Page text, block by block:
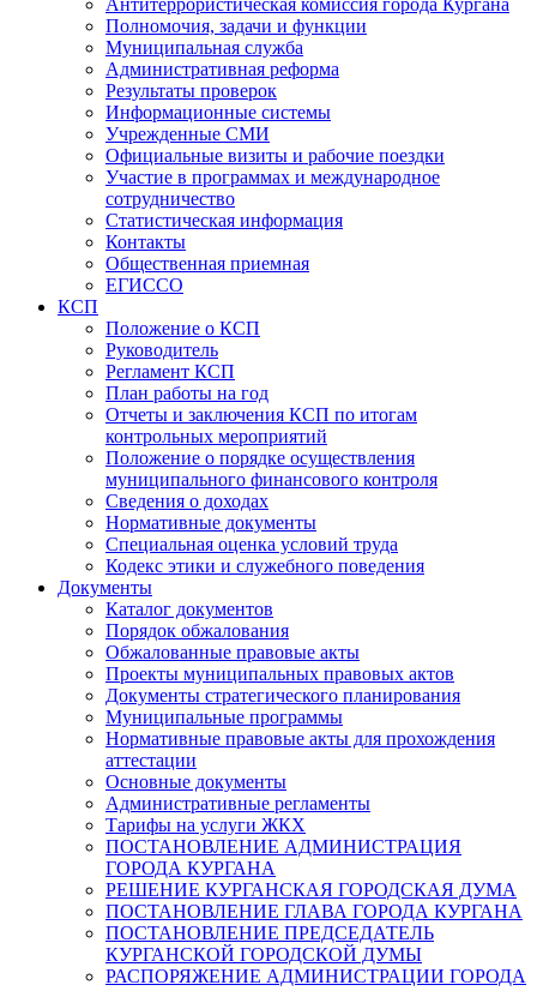
Антитеррористическая комиссия города Кургана
Полномочия, задачи и функции
Муниципальная служба
Административная реформа
Результаты проверок
Информационные системы
Учрежденные СМИ
Официальные визиты и рабочие поездки
Участие в программах и международное
сотрудничество
Статистическая информация
Контакты
Общественная приемная
ЕГИССО
КСП
Положение о КСП
Руководитель
Регламент КСП
План работы на год
Отчеты и заключения КСП по итогам
контрольных мероприятий
Положение о порядке осуществления
муниципального финансового контроля
Сведения о доходах
Нормативные документы
Специальная оценка условий труда
Кодекс этики и служебного поведения
Документы
Каталог документов
Порядок обжалования
Обжалованные правовые акты
Проекты муниципальных правовых актов
Документы стратегического планирования
Муниципальные программы
Нормативные правовые акты для прохождения
аттестации
Основные документы
Административные регламенты
Тарифы на услуги ЖКХ
ПОСТАНОВЛЕНИЕ АДМИНИСТРАЦИЯ
ГОРОДА КУРГАНА
РЕШЕНИЕ КУРГАНСКАЯ ГОРОДСКАЯ ДУМА
ПОСТАНОВЛЕНИЕ ГЛАВА ГОРОДА КУРГАНА
ПОСТАНОВЛЕНИЕ ПРЕДСЕДАТЕЛЬ
КУРГАНСКОЙ ГОРОДСКОЙ ДУМЫ
РАСПОРЯЖЕНИЕ АДМИНИСТРАЦИИ ГОРОДА